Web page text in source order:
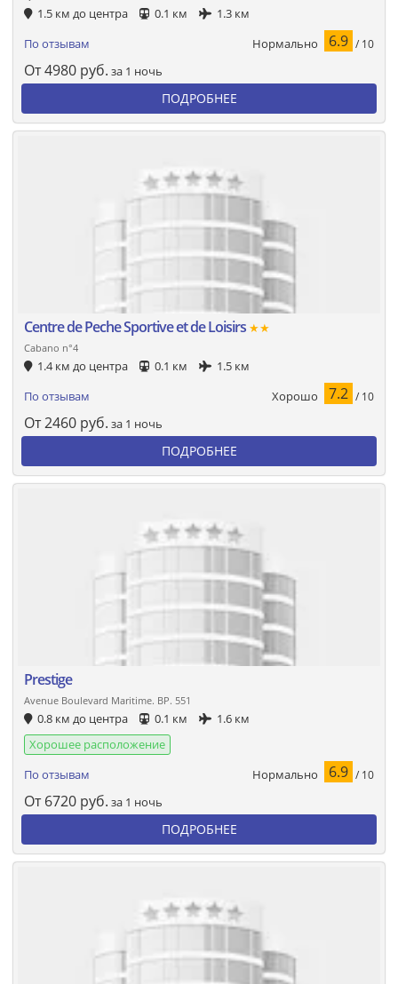
1.5 км до центра 0.1 км
1.3 км
По отзывам
Нормально 6.9 / 10
От4980 руб. за 1 ночь
ПОДРОБНЕЕ
Centre de Peche Sportive et de Loisirs ★★
Cabano n°4
1.4 км до центра 0.1 км
1.5 км
По отзывам
Хорошо 7.2 / 10
От2460 руб. за 1 ночь
ПОДРОБНЕЕ
Prestige
Avenue Boulevard Maritime. BP. 551
0.8 км до центра 0.1 км
1.6 км
Хорошее расположение
По отзывам
Нормально 6.9 / 10
От 6720 руб. за 1 ночь
ПОДРОБНЕЕ